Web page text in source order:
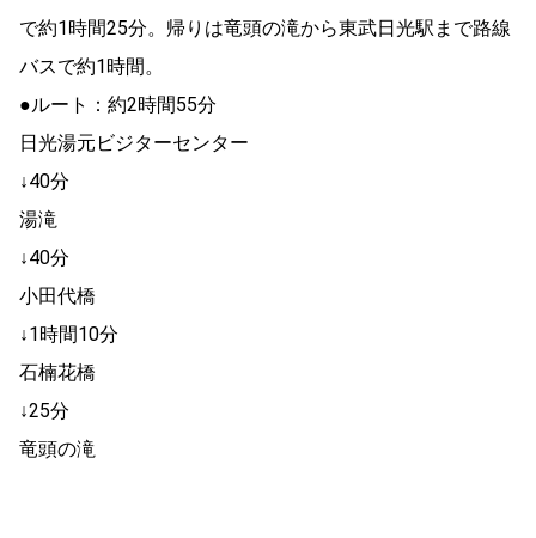
で約1時間25分。帰りは竜頭の滝から東武日光駅まで路線
バスで約1時間。
●ルート：約2時間55分
日光湯元ビジターセンター
↓40分
湯滝
↓40分
小田代橋
↓1時間10分
石楠花橋
↓25分
竜頭の滝